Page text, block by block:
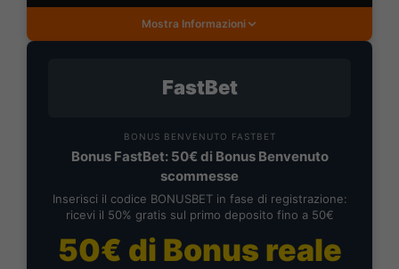
Mostra Informazioni
FastBet
BONUS BENVENUTO FASTBET
Bonus FastBet: 50€ di Bonus Benvenuto
scommesse
Inserisci il codice BONUSBET in fase di registrazione:
ricevi il 50% gratis sul primo deposito fino a 50€
50€ di Bonus reale